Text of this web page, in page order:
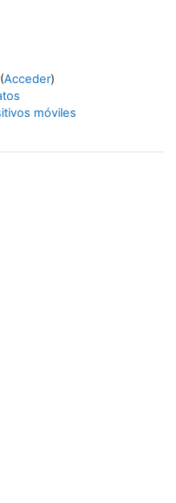
Acceder)
móviles